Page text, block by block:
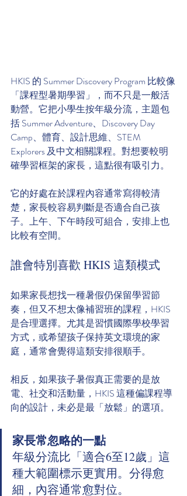
HKIS 的 Summer Discovery Program 比較像
「課程型暑期學習」，而不只是一般活
動營。它把小學生按年級分流，主題包
括 Summer Adventure、Discovery Day
Camp、體育、設計思維、STEM
Explorers 及中文相關課程。對想要較明
確學習框架的家長，這點很有吸引力。
它的好處在於課程內容通常寫得較清
楚，家長較容易判斷是否適合自己孩
子。上午、下午時段可組合，安排上也
比較有空間。
誰會特別喜歡 HKIS 這類模式
如果家長想找一種暑假仍保留學習節
奏，但又不想太像補習班的課程，HKIS
是合理選擇。尤其是習慣國際學校學習
方式，或希望孩子保持英文環境的家
庭，通常會覺得這類安排很順手。
相反，如果孩子暑假真正需要的是放
電、社交和活動量，HKIS 這種偏課程導
向的設計，未必是最「放鬆」的選項。
家長常忽略的一點
年級分流比「適合6至12歲」這
種大範圍標示更實用。分得愈
細，內容通常愈對位。